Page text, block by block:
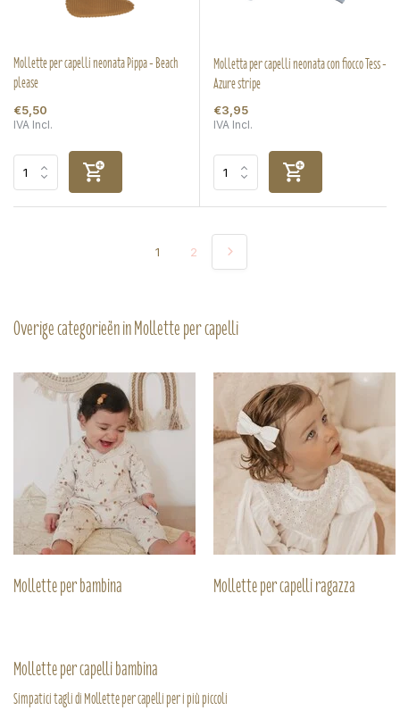
Mollette per capelli neonata Pippa - Beach
please
€5,50
IVA Incl.
Molletta per capelli neonata con fiocco Tess -
Azure stripe
€3,95
IVA Incl.
1 2
Overige categorieën in Mollette per capelli
Mollette per bambina Mollette per capelli ragazza
Mollette per capelli bambina
Simpatici tagli di Mollette per capelli per i più piccoli